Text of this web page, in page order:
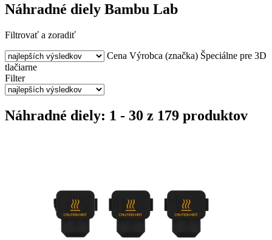
Náhradné diely Bambu Lab
Filtrovať a zoradiť
Cena Výrobca (značka) Špeciálne pre 3D
tlačiarne
Filter
Náhradné diely: 1 - 30 z 179 produktov